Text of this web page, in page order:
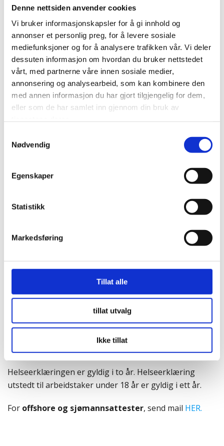
Denne nettsiden anvender cookies
Vi bruker informasjonskapsler for å gi innhold og
annonser et personlig preg, for å levere sosiale
mediefunksjoner og for å analysere trafikken vår. Vi deler
dessuten informasjon om hvordan du bruker nettstedet
vårt, med partnerne våre innen sosiale medier,
annonsering og analysearbeid, som kan kombinere den
med annen informasjon du har gjort tilgjengelig for dem,
eller som de har samlet inn gjennom din bruk av
Nødvendig
Egenskaper
Statistikk
Markedsføring
Tillat alle
tillat utvalg
Ikke tillat
måte.
Normalt er helseklareringen gyldig i 2 år, regnet fra
utstedelsesdato. Dersom spesielle medisinske grunner
foreligger, kan det gis kortere gyldighetstid.
Sjømannsattest:
Pris: se prisliste
innretninger, med noen få unntak (helseforskriften §
En helseerklæring er en erklæring fra sjømannslege
gjøre tjeneste om bord på norske skip og flyttbare
Hensikten er å finne ut om du er helsemessig skikket til
innretninger jf. helseforskriften § 1.
Legen skal sjekke blant annet syn/fargesyn, hørsel, din
fysiske funksjonsevne, og se på eventuell medisinbruk
Ved endt undersøkelse skal du motta en utskrift av
elektronisk helse- og/eller udyktighetserklæring.
Helseerklæringen er gyldig i to år. Helseerklæring
utstedt til arbeidstaker under 18 år er gyldig i ett år.
For offshore og sjømannsattester, send mail HER.